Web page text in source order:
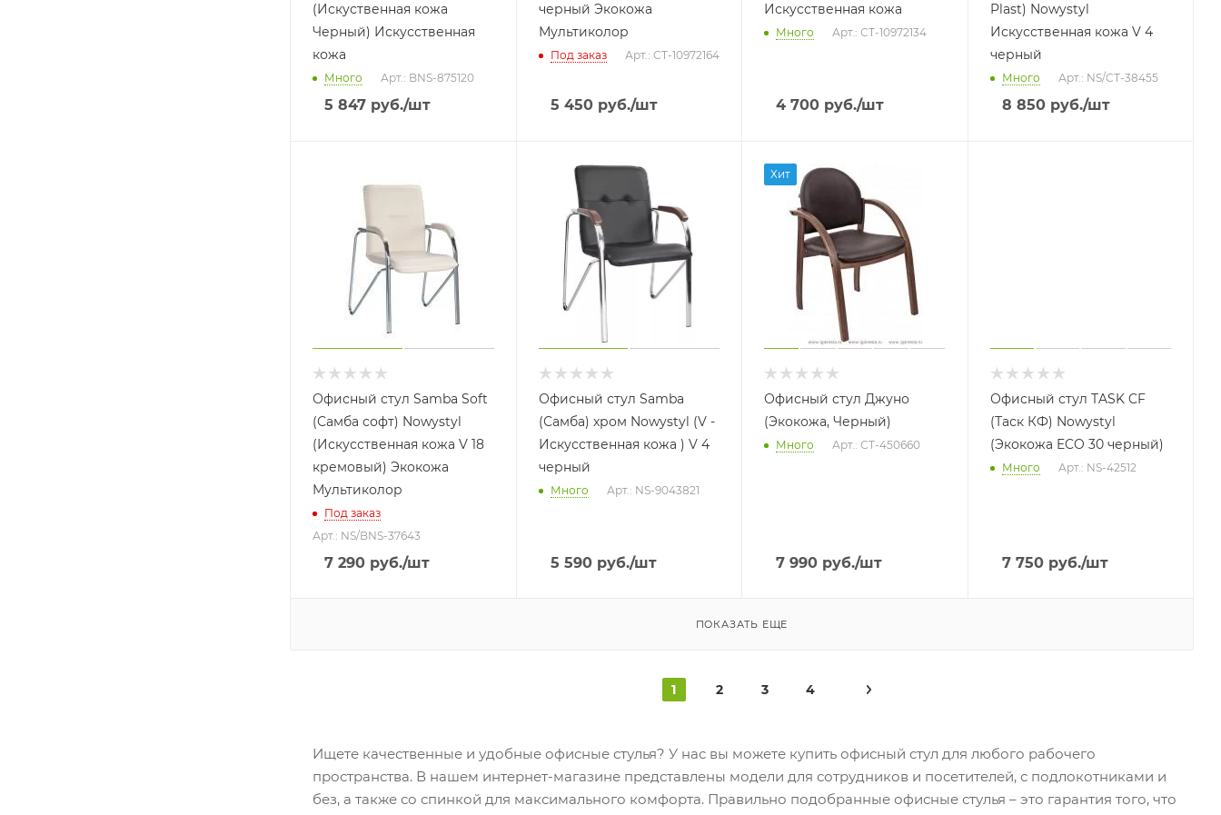
(Искуственная кожа
Черный) Искусственная
кожа
Много Арт.: BNS-875120
5 847 руб./шт
черный Экокожа
Мультиколор
Под заказ Арт.: СТ-10972164
5 450руб./шт
Искусственная кожа
Много Арт.: СТ-10972134
4 700 руб./шт
Plast) Nowystyl
Искусственная кожа V 4
черный
Много Арт.: NS/CT-38455
8 850руб./шт
Офисный стул Samba Soft
(Самба софт) Nowystyl
(Искусственная кожа V 18
кремовый) Экокожа
Мультиколор
Под заказ
Арт.: NS/BNS-37643
7 290 руб./шт
Офисный стул Samba
(Самба) хром Nowystyl (V -
Искусственная кожа ) V 4
черный
Много Арт.: NS-9043821
5 590руб./шт
Хит
Офисный стул Джуно
(Экокожа, Черный)
Много Арт.: СТ-450660
7 990 руб./шт
Офисный стул TASK CF
(Таск КФ) Nowystyl
(Экокожа ECO 30 черный)
Много Арт.: NS-42512
7 750руб./шт
ПОКАЗАТЬ ЕЩЕ
1 2 3 4
Ищете качественные и удобные офисные стулья? У нас вы можете купить офисный стул для любого рабочего
пространства. В нашем интернет-магазине представлены модели для сотрудников и посетителей, с подлокотниками и
без, а также со спинкой для максимального комфорта. Правильно подобранные офисные стулья – это гарантия того, что